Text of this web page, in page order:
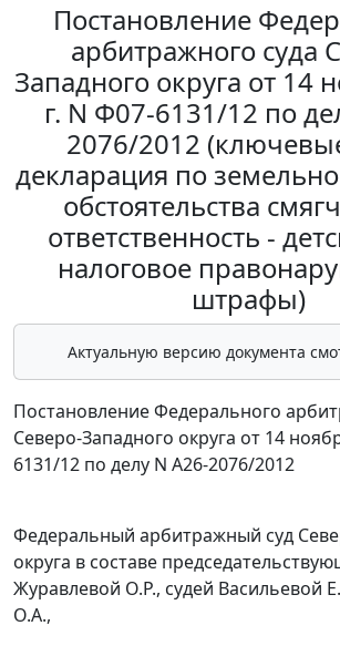
Постановление
арбитражного суда
Западного округа от 14
г. N Ф07-6131/12 по
2076/2012
декларация по
обстоятельства
ответственность -
налоговое
штрафы)
Актуальную версию документа
Постановление Федерального
Северо-Западного округа от 14
6131/12 по делу N А26-2076/2012
Федеральный арбитражный суд
округа в составе
Журавлевой О.Р., судей Васильевой
О.А.,